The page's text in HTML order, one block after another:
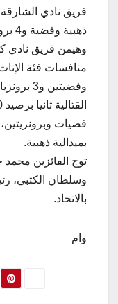
ذهبية وفضية و4 برونزيات.
وهيمن فريق نادي
فضيات وبرونزيتين،
بميدالية ذهبية.
توج الفائزين محمد
وسلطان الكتبي،
بالاتحاد.
وام